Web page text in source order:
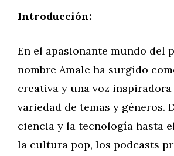
Introducción:
En el apasionante mundo del
nombre Amale ha surgido
creativa y una voz inspiradora
variedad de temas y géneros.
ciencia y la tecnología hasta
la cultura pop, los podcasts